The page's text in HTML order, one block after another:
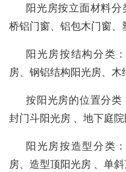
阳光房按立面材料
桥铝门窗、铝包木门窗、
阳光房按结构分类
房、钢铝结构阳光房、木
按阳光房的位置分类
封门斗阳光房 、地下庭院
阳光房按造型分类
房、造型顶阳光房 、单斜